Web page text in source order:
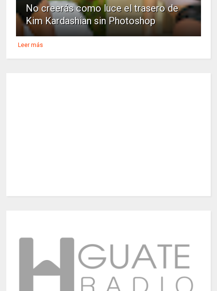
No creerás como luce el trasero de
Kim Kardashian sin Photoshop
Leer más